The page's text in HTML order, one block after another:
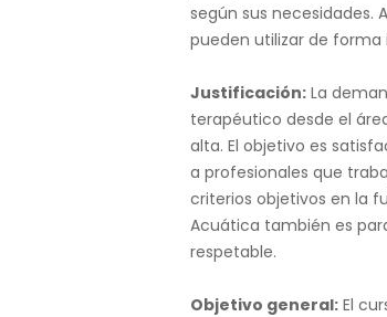
según sus necesidades.
pueden utilizar de forma
Justificación: La
terapéutico desde el
alta. El objetivo es
a profesionales que
criterios objetivos en la
Acuática también es
respetable.
Objetivo general: El